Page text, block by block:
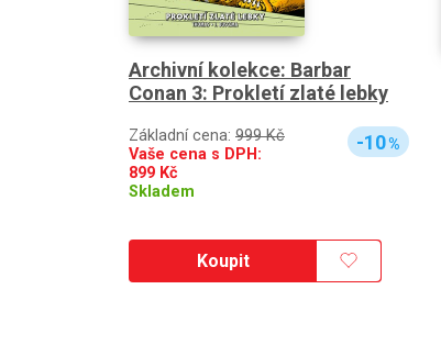
Archivní kolekce: Barbar
Conan 3: Prokletí zlaté lebky
Základní cena: 999 Kč
Vaše cena s DPH:
899 Kč
Skladem
-10%
Koupit